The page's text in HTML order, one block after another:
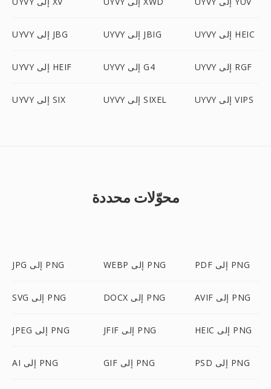
UYVY إلى JBG UYVY إلى JBIG UYVY إلى HEIC
UYVY إلى HEIF UYVY إلى G4 UYVY إلى RGF
UYVY إلى SIX UYVY إلى SIXEL UYVY إلى VIPS
محوّلات محددة
JPG إلى PNG WEBP إلى PNG PDF إلى PNG
SVG إلى PNG DOCX إلى PNG AVIF إلى PNG
JPEG إلى PNG JFIF إلى PNG HEIC إلى PNG
AI إلى PNG GIF إلى PNG PSD إلى PNG